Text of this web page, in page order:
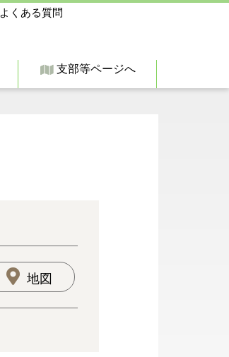
よくある質問
支部等ページへ
地図